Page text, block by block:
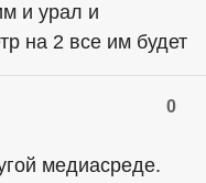
и урал и
на 2 все им будет
0
медиасреде.